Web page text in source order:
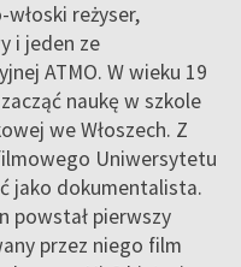
reżyser,
i jeden ze
ATMO. W wieku 19
naukę w szkole
we Włoszech. Z
Uniwersytetu
jako dokumentalista.
powstał pierwszy
przez niego film